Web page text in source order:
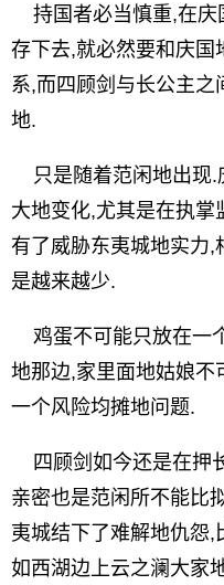
持国者必当慎重,在庆
存下去,就必然要和庆国
系,而四顾剑与长公主
地.
只是随着范闲地出现.
大地变化,尤其是在执掌
有了威胁东夷城地实力,
是越来越少.
鸡蛋不可能只放在一
地那边,家里面地姑娘不
一个风险均摊地问题.
四顾剑如今还是在押
亲密也是范闲所不能比
夷城结下了难解地仇怨,
如西湖边上云之澜大家